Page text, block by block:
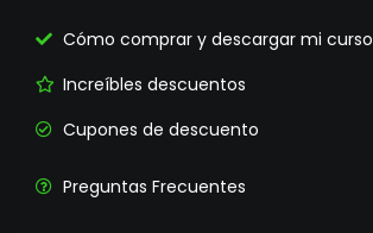
Cómo comprar y descargar mi curso
Increíbles descuentos
Cupones de descuento
Preguntas Frecuentes